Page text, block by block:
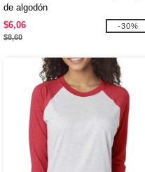
de algodón
$6,06
$8,60
-30%